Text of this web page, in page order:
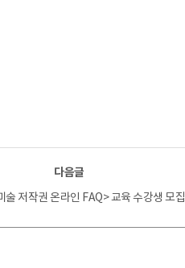
다음글
술 저작권 온라인 FAQ> 교육 수강생 모집